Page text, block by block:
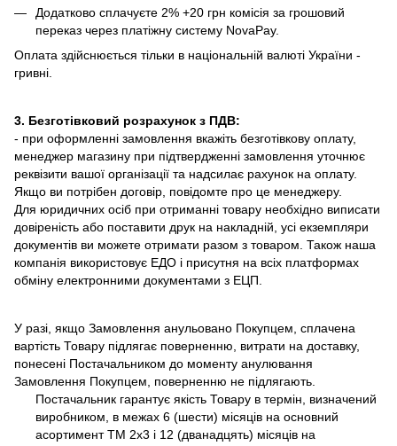
Додатково сплачуєте 2% +20 грн комісія за грошовий
переказ через платіжну систему NovaPay.
Оплата здійснюється тільки в національній валюті України -
гривні.
3. Безготівковий розрахунок з ПДВ:
- при оформленні замовлення вкажіть безготівкову оплату,
менеджер магазину при підтвердженні замовлення уточнює
реквізити вашої організації та надсилає рахунок на оплату.
Якщо ви потрібен договір, повідомте про це менеджеру.
Для юридичних осіб при отриманні товару необхідно виписати
довіреність або поставити друк на накладній, усі екземпляри
документів ви можете отримати разом з товаром. Також наша
компанія використовує ЕДО і присутня на всіх платформах
обміну електронними документами з ЕЦП.
У разі, якщо Замовлення анульовано Покупцем, сплачена
вартість Товару підлягає поверненню, витрати на доставку,
понесені Постачальником до моменту анулювання
Замовлення Покупцем, поверненню не підлягають.
Постачальник гарантує якість Товару в термін, визначений
виробником, в межах 6 (шести) місяців на основний
асортимент ТМ 2х3 і 12 (дванадцять) місяців на